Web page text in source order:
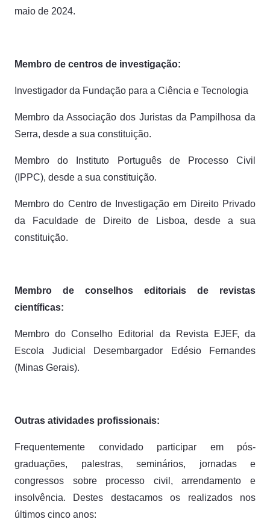
maio de 2024.
Membro de centros de investigação:
Investigador da Fundação para a Ciência e Tecnologia
Membro da Associação dos Juristas da Pampilhosa da
Serra, desde a sua constituição.
Membro do Instituto Português de Processo Civil
(IPPC), desde a sua constituição.
Membro do Centro de Investigação em Direito Privado
da Faculdade de Direito de Lisboa, desde a sua
constituição.
Membro de conselhos editoriais de revistas
científicas:
Membro do Conselho Editorial da Revista EJEF, da
Escola Judicial Desembargador Edésio Fernandes
(Minas Gerais).
Outras atividades profissionais:
Frequentemente convidado participar em pós-
graduações, palestras, seminários, jornadas e
congressos sobre processo civil, arrendamento e
insolvência. Destes destacamos os realizados nos
últimos cinco anos: